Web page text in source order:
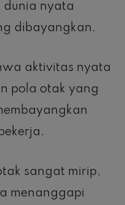
dunia nyata
dibayangkan.
aktivitas nyata
pola otak yang
sangat mirip,
menanggapi